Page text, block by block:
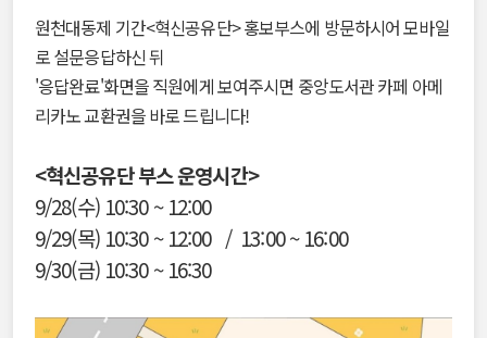
원천대동제 기간<혁신공유단> 홍보부스에 방문하시어 모바일
로 설문응답하신 뒤
'응답완료'화면을 직원에게 보여주시면 중앙도서관 카페 아메
리카노 교환권을 바로 드립니다!
<혁신공유단 부스 운영시간>
9/28(수) 10:30 ~ 12:00
9/29(목) 10:30 ~ 12:00 / 13:00 ~ 16:00
9/30(금) 10:30 ~ 16:30